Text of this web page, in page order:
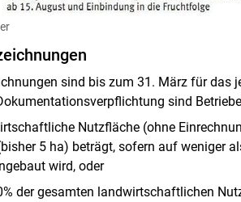
sind bis zum 31. März für das
sind Betriebe
Nutzfläche (ohne
5 ha) beträgt, sofern auf weniger
wird, oder
der gesamten landwirtschaftlichen